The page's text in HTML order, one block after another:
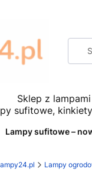
Sklep z
sufitowe,
Lampy sufitowe –
Lampy